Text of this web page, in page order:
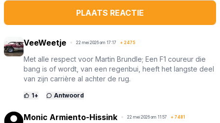
PLAATS REACTIE
VeeWeetje 22 mei 2026 om 17:17 + 2475
Met alle respect voor Martin Brundle; Een F1 coureur die
bang is of wordt, van een regenbui, heeft het langste deel
van zijn carrière al achter de rug.
1+ Antwoord
Monic Armiento-Hissink 22 mei 2026 om 11:57 + 7481